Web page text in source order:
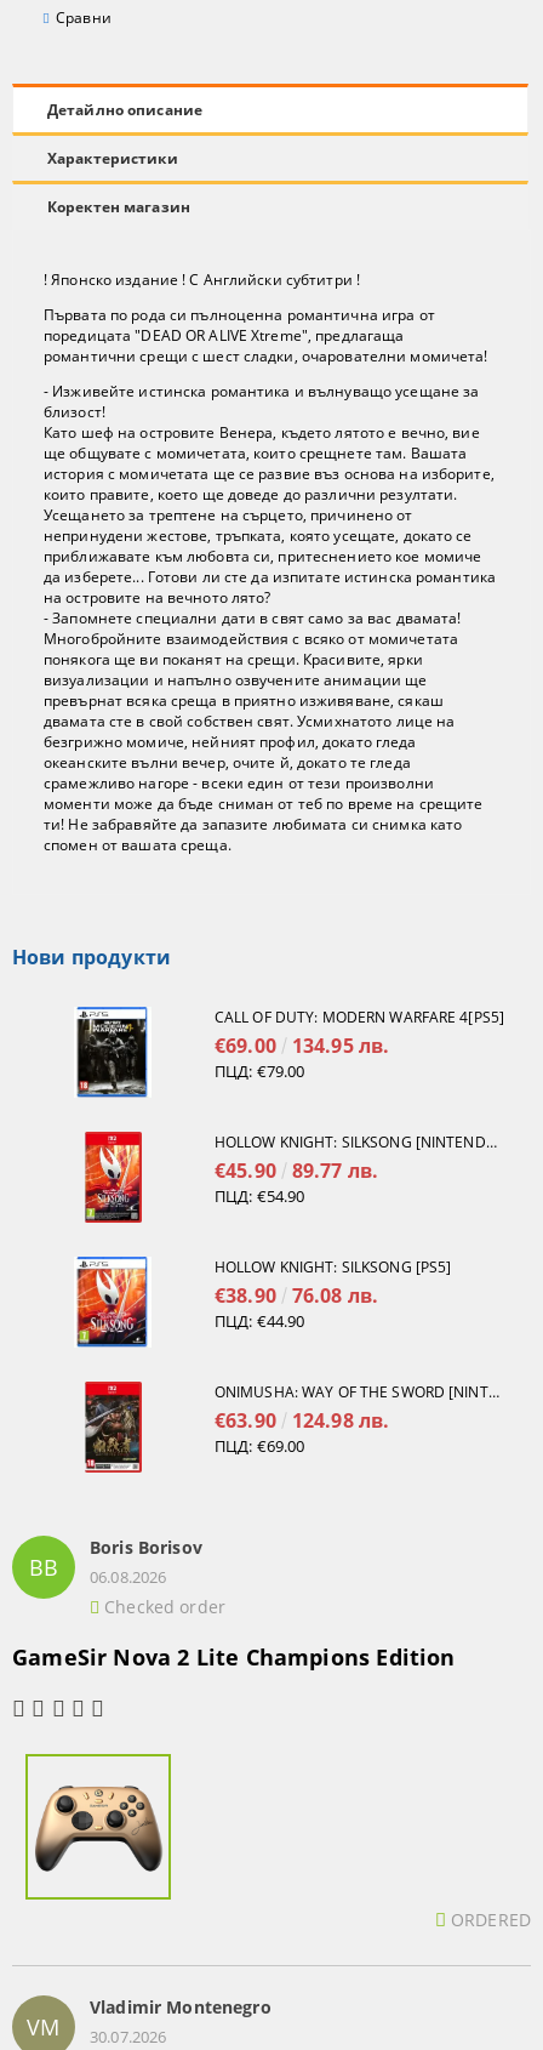
Сравни
Детайлно описание
Характеристики
Коректен магазин
! Японско издание ! С Английски субтитри !
Първата по рода си пълноценна романтична игра от
поредицата "DEAD OR ALIVE Xtreme", предлагаща
романтични срещи с шест сладки, очарователни момичета!
- Изживейте истинска романтика и вълнуващо усещане за
близост!
Като шеф на островите Венера, където лятото е вечно, вие
ще общувате с момичетата, които срещнете там. Вашата
история с момичетата ще се развие въз основа на изборите,
които правите, което ще доведе до различни резултати.
Усещането за трептене на сърцето, причинено от
непринудени жестове, тръпката, която усещате, докато се
приближавате към любовта си, притеснението кое момиче
да изберете... Готови ли сте да изпитате истинска романтика
на островите на вечното лято?
- Запомнете специални дати в свят само за вас двамата!
Многобройните взаимодействия с всяко от момичетата
понякога ще ви поканят на срещи. Красивите, ярки
визуализации и напълно озвучените анимации ще
превърнат всяка среща в приятно изживяване, сякаш
двамата сте в свой собствен свят. Усмихнатото лице на
безгрижно момиче, нейният профил, докато гледа
океанските вълни вечер, очите й, докато те гледа
срамежливо нагоре - всеки един от тези произволни
моменти може да бъде сниман от теб по време на срещите
ти! Не забравяйте да запазите любимата си снимка като
спомен от вашата среща.
Нови продукти
CALL OF DUTY: MODERN WARFARE 4[PS5]
€69.00 134.95 лв.
ПЦД: €79.00
HOLLOW KNIGHT: SILKSONG [NINTENDO SWITCH 2]
€45.90 89.77 лв.
ПЦД: €54.90
HOLLOW KNIGHT: SILKSONG [PS5]
€38.90 76.08 лв.
ПЦД: €44.90
ONIMUSHA: WAY OF THE SWORD [NINTENDO SWITCH 2]
€63.90 124.98 лв.
ПЦД: €69.00
BB
Boris Borisov
06.08.2026
Checked order
GameSir Nova 2 Lite Champions Edition
ORDERED
VM
Vladimir Montenegro
30.07.2026